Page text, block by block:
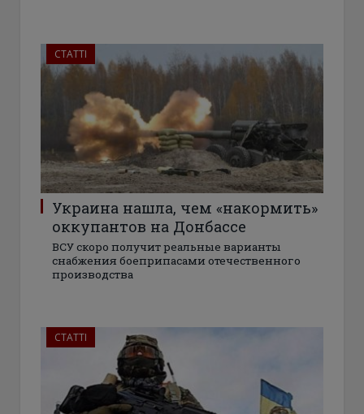
СТАТТІ
Украина нашла, чем «накормить»
оккупантов на Донбассе
ВСУ скоро получит реальные варианты
снабжения боеприпасами отечественного
производства
СТАТТІ